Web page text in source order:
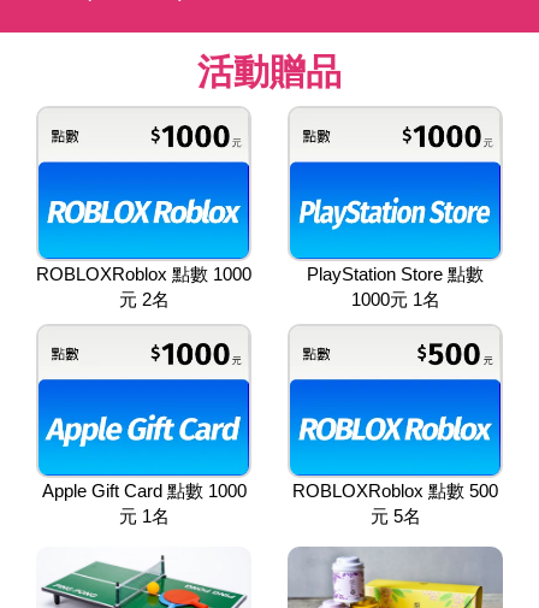
活動贈品
ROBLOXRoblox 點數 1000
元 2名
PlayStation Store 點數
1000元 1名
Apple Gift Card 點數 1000
元 1名
ROBLOXRoblox 點數 500
元 5名